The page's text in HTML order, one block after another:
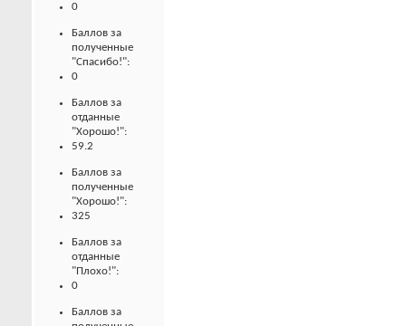
0
Баллов за
полученные
"Спасибо!":
0
Баллов за
отданные
"Хорошо!":
59.2
Баллов за
полученные
"Хорошо!":
325
Баллов за
отданные
"Плохо!":
0
Баллов за